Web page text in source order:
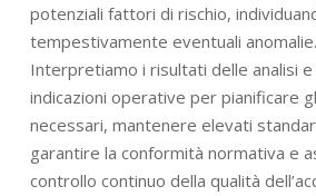
potenziali fattori di rischio,
tempestivamente eventuali anomalie.
Interpretiamo i risultati delle analisi
indicazioni operative per pianificare
necessari, mantenere elevati
garantire la conformità normativa e
controllo continuo della qualità